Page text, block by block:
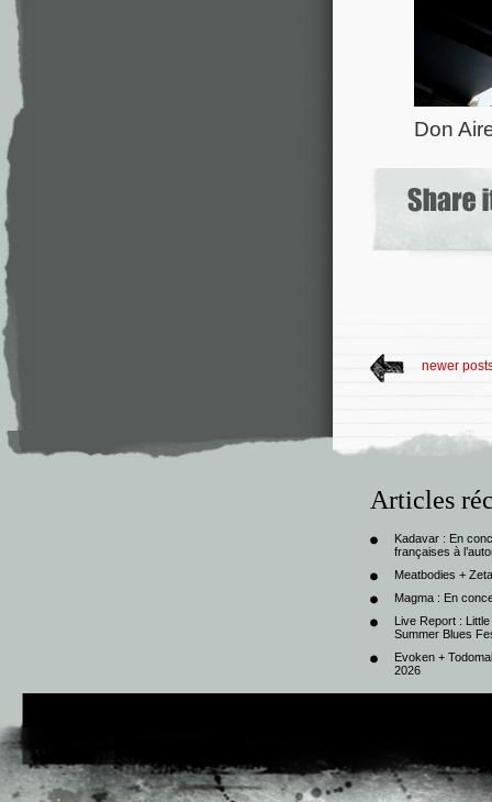
Don
newer
Articles
Kadavar : En
françaises à
Meatbodies +
Magma : En
Live Report :
Summer Blues
Evoken +
2026